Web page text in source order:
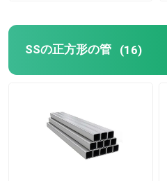
SSの正方形の管 (16)